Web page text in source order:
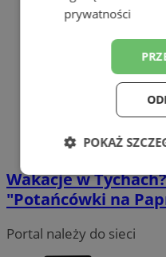
Wakacje w
"Potańcówki na
Portal należy do sieci
prywatności
POKAŻ
Niezbędne